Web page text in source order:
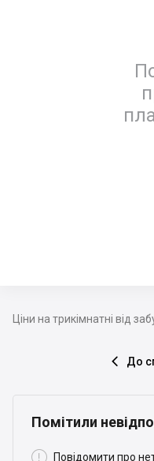
Ціни на трикімнатні від
 До
Помітили
 Повідомити про